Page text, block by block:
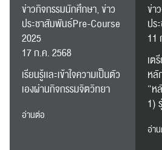
ข่าวกิจกรรมนักศึกษา, ข่าว
ประชาสัมพันธ์Pre-Course
2025
17 ก.ค. 2568
เรียนรู้เเละเข้าใจความเป็นตัว
เองผ่านกิจกรรมจิตวิทยา
อ่านต่อ
ข่า
ปร
11
เต
หลั
“ห
1)
อ่า
ส่งข่าวประชาสัมพันธ์
ส่งข่าวประชาสัมพันธ์
RC Activity